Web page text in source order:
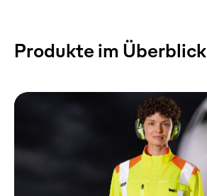
Produkte im Überblick